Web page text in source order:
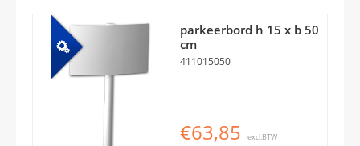
parkeerbord h 15 x b 50
cm
411015050
€63,85 excl.BTW